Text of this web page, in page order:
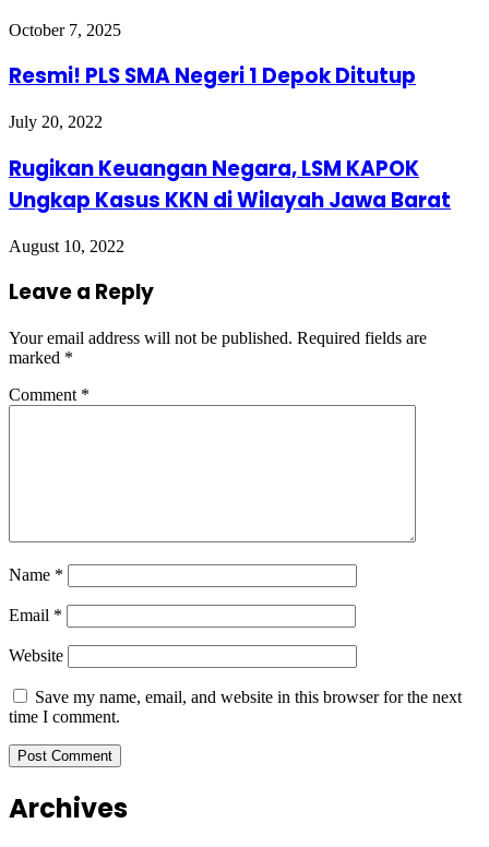
October 7, 2025
Resmi! PLS SMA Negeri 1 Depok Ditutup
July 20, 2022
Rugikan Keuangan Negara, LSM KAPOK
Ungkap Kasus KKN di Wilayah Jawa Barat
August 10, 2022
Leave a Reply
Your email address will not be published. Required fields are
marked *
Comment *
Name *
Email *
Website
Save my name, email, and website in this browser for the next
time I comment.
Archives